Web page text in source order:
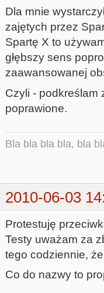
Dla mnie
zajętych przez
Spartę X to
głębszy sens
zaawansowanej
Czyli - podkreślam
poprawione.
Bla bla bla bla, bla
2010-06-03
Protestuję
Testy uważam za
tego codziennie,
Co do nazwy to